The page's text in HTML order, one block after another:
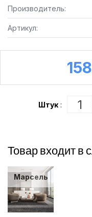
Производитель:
Артикул:
Штук:
Товар входит в
Марсель